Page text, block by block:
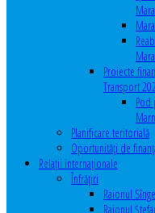
Proiecte
Transport
Pod
Planificare teritorială
Oportunităţi de
Relaţii internaţionale
Înfrăţiri
Raionul
Raionul